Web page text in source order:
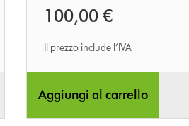
100,00 €
Il prezzo include l’IVA
Aggiungi al carrello